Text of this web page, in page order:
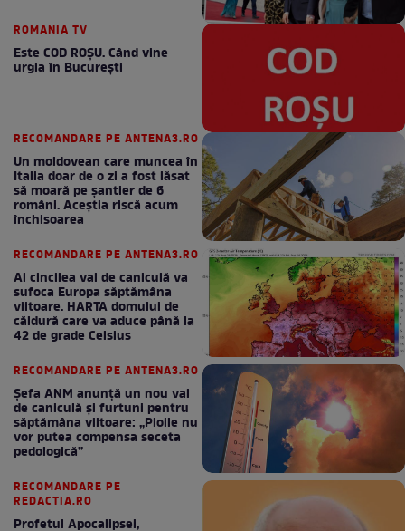
ROMANIA TV
Este COD ROŞU. Când vine
urgia în Bucureşti
RECOMANDARE PE ANTENA3.RO
Un moldovean care muncea în
Italia doar de o zi a fost lăsat
să moară pe şantier de 6
români. Aceștia riscă acum
închisoarea
RECOMANDARE PE ANTENA3.RO
Al cincilea val de caniculă va
sufoca Europa săptămâna
viitoare. HARTA domului de
căldură care va aduce până la
42 de grade Celsius
RECOMANDARE PE ANTENA3.RO
Șefa ANM anunță un nou val
de caniculă și furtuni pentru
săptămâna viitoare: „Ploile nu
vor putea compensa seceta
pedologică”
RECOMANDARE PE
REDACTIA.RO
Profetul Apocalipsei,